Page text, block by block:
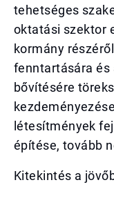
tehetséges
oktatási szektor
kormány
fenntartására és
bővítésére
létesítmények
építése, tovább
Kitekintés a